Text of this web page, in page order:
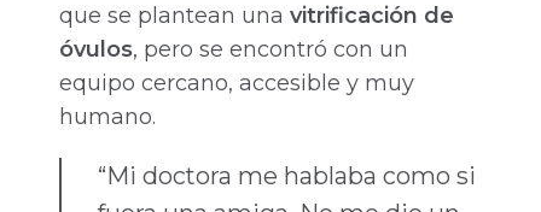
que se plantean una vitrificación de
óvulos, pero se encontró con un
equipo cercano, accesible y muy
humano.
“Mi doctora me hablaba como si